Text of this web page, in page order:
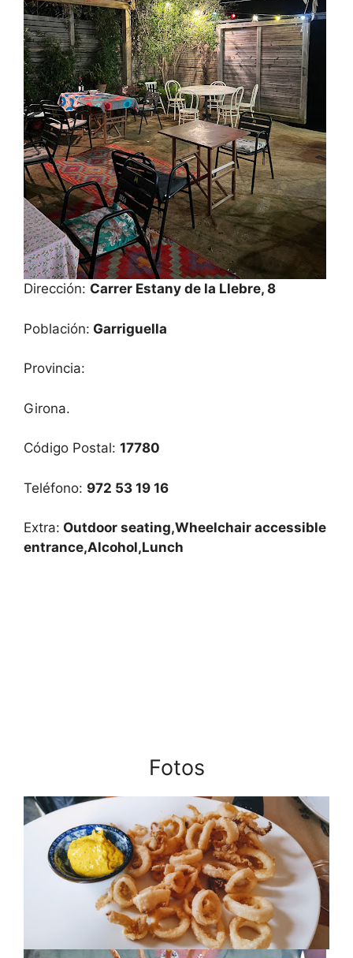
Dirección: Carrer Estany de la Llebre, 8
Población: Garriguella
Provincia:
Girona.
Código Postal: 17780
Teléfono: 972 53 19 16
Extra: Outdoor seating,Wheelchair accessible
entrance,Alcohol,Lunch
Fotos